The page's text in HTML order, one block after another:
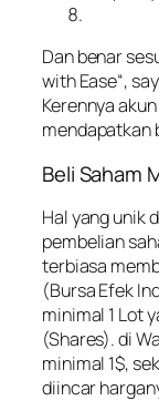
Dan benar
with Ease“,
Kerennya
mendapatkan
Beli Saham
Hal yang unik
pembelian
terbiasa
(Bursa Efek
minimal 1 Lot
(Shares). di
minimal 1$,
diincar